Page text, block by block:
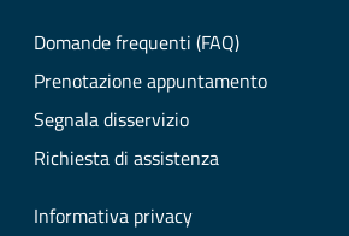
Domande frequenti (FAQ)
Prenotazione appuntamento
Segnala disservizio
Richiesta di assistenza
Informativa privacy